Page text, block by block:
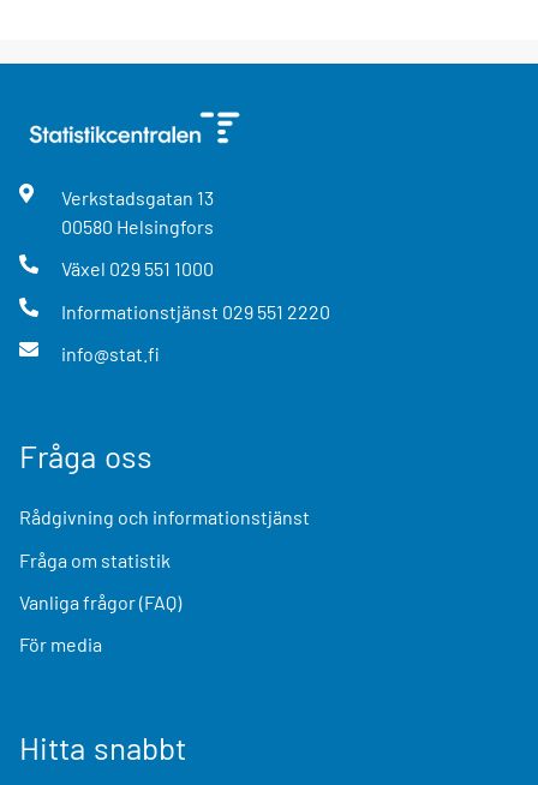
Verkstadsgatan 13
00580 Helsingfors
Växel 029 551 1000
Informationstjänst 029 551 2220
info@stat.fi
Fråga oss
Rådgivning och informationstjänst
Fråga om statistik
Vanliga frågor (FAQ)
För media
Hitta snabbt